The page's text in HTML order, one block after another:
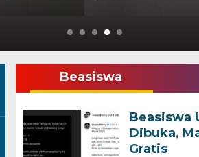
Beasiswa
Beasiswa
Dibuka,
Gratis